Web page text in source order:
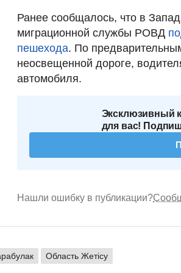
Ранее сообщалось, что в
миграционной службы РОВД
пешехода. По
неосвещенной дороге,
автомобиля.
Эксклюзивный
для вас!
Нашли ошибку в публикации?
Область Жетісу